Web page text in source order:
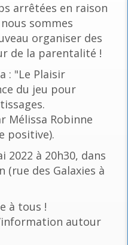
arrêtées en raison
sommes
organiser des
de la parentalité !
: "Le Plaisir
du jeu pour
Mélissa Robinne
positive).
2022 à 20h30, dans
(rue des Galaxies à
à tous !
autour